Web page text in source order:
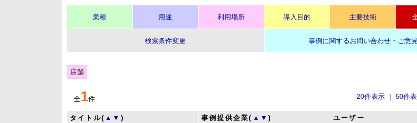
業種 用途 利用場所 導入目的 主要技術
検索条件変更 事例に関するお問い合わせ・ご意見
店舗
全1件 20件表示 ｜ 50件
タイトル( ▲ ▼ ) 事例提供企業( ▲ ▼)
ユーザー